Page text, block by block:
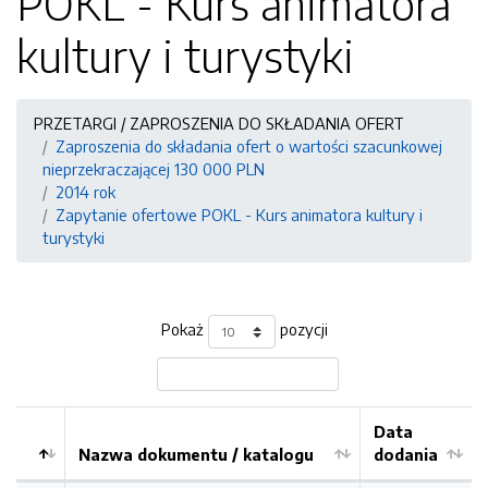
kultury i turystyki
PRZETARGI / ZAPROSZENIA DO SKŁADANIA OFERT
Zaproszenia do składania ofert o wartości szacunkowej
nieprzekraczającej 130 000 PLN
2014 rok
Zapytanie ofertowe POKL - Kurs animatora kultury i
turystyki
Pokaż pozycji
Kolejność
Nazwa dokumentu / katalogu
Data
dodania